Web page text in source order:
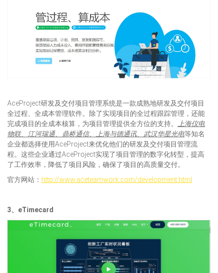
AceProject研发及交付项目管理系统是一款成熟地研发及交付项目
全过程、全成本管理软件。除了实现项目的全过程跟踪管理，还能
完成项目的全成本核算，为项目管理提供全方位的支持。
上海仪电
物联、江河瑞通、鼎桥通信、上海与德通讯、武汉华星光电等知名
企业都选择使用AceProject来优化他们的研发及交付项目管理流
程。这些企业通过AceProject实现了项目管理的数字化转型，提高
了工作效率，降低了项目风险，确保了项目的高质量交付。
官方网站： http://www.aceteamwork.com/development.html
3、 eTimecard